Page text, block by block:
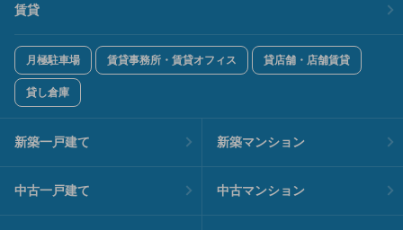
賃貸
月極駐車場 賃貸事務所・賃貸オフィス 貸店舗・店舗賃貸
貸し倉庫
新築一戸建て 新築マンション
中古一戸建て 中古マンション